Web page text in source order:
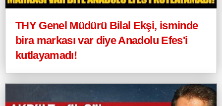
THY Genel Müdürü Bilal Ekşi, isminde
bira markası var diye Anadolu Efes'i
kutlayamadı!